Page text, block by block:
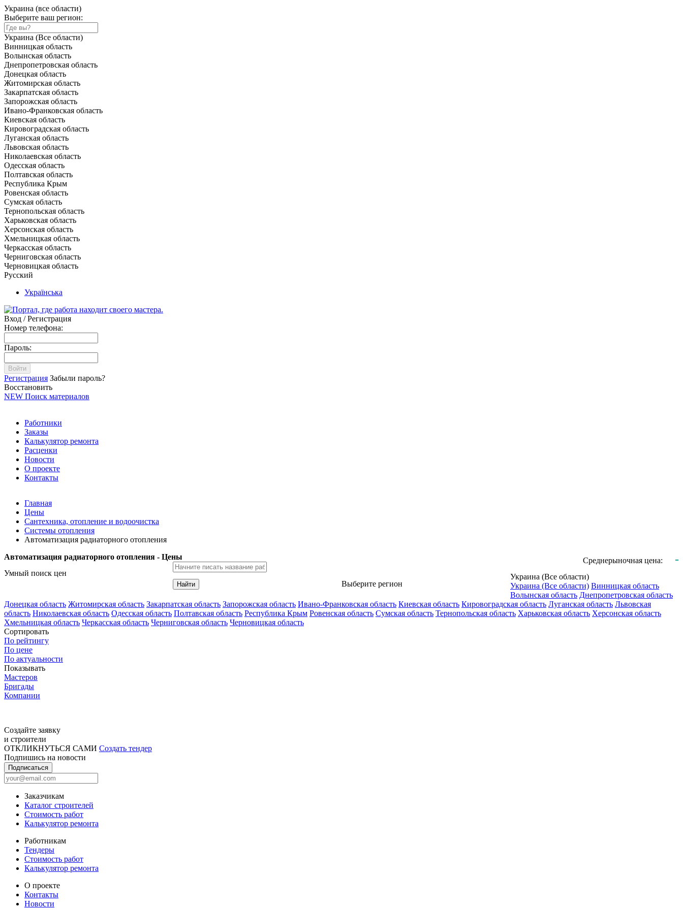
Украина (все области)
Выберите ваш регион:
Украина (Все области)
Винницкая область
Волынская область
Днепропетровская область
Донецкая область
Житомирская область
Закарпатская область
Запорожская область
Ивано-Франковская область
Киевская область
Кировоградская область
Луганская область
Львовская область
Николаевская область
Одесская область
Полтавская область
Республика Крым
Ровенская область
Сумская область
Тернопольская область
Харьковская область
Херсонская область
Хмельницкая область
Черкасская область
Черниговская область
Черновицкая область
Русский
Українська
Вход / Регистрация
Номер телефона:
Пароль:
Войти
Регистрация Забыли пароль?
Восстановить
NEW Поиск материалов
Работники
Заказы
Калькулятор ремонта
Расценки
Новости
О проекте
Контакты
Главная
Цены
Сантехника, отопление и водоочистка
Системы отопления
Автоматизация радиаторного отопления
Автоматизация радиаторного отопления - Цены
Среднерыночная цена: -
Умный поиск цен
Найти Выберите регион
Украина (Все области)
Украина (Все области) Винницкая область
Волынская область Днепропетровская область
Донецкая область Житомирская область Закарпатская область Запорожская область Ивано-Франковская область Киевская область Кировоградская область Луганская область Львовская
область Николаевская область Одесская область Полтавская область Республика Крым Ровенская область Сумская область Тернопольская область Харьковская область Херсонская область
Хмельницкая область Черкасская область Черниговская область Черновицкая область
Сортировать
По рейтингу
По цене
По актуальности
Показывать
Мастеров
Бригады
Компании
Создайте заявку
и строители
ОТКЛИКНУТЬСЯ САМИ Создать тендер
Подпишись на новости
Подписаться
Заказчикам
Каталог строителей
Стоимость работ
Калькулятор ремонта
Работникам
Тендеры
Стоимость работ
Калькулятор ремонта
О проекте
Контакты
Новости